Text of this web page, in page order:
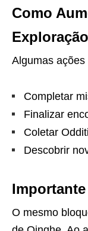
Como
Exploração
Algumas
Completar
Finalizar
Coletar
Descobrir
Importante
O mesmo